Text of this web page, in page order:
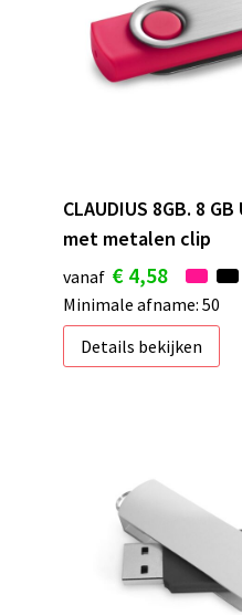
CLAUDIUS 8GB. 8
met metalen clip
vanaf € 4,58
Minimale afname: 50
Details bekijken